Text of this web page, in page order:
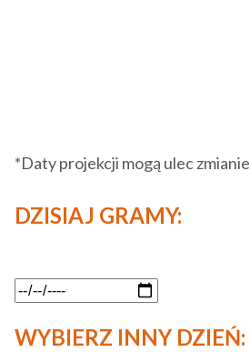
*Daty projekcji mogą ulec zmianie
DZISIAJ GRAMY:
WYBIERZ INNY DZIEŃ: